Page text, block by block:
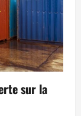
sur la